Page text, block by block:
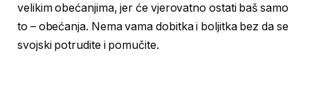
velikim obećanjima, jer će vjerovatno ostati baš samo
to – obećanja. Nema vama dobitka i boljitka bez da se
svojski potrudite i pomučite.